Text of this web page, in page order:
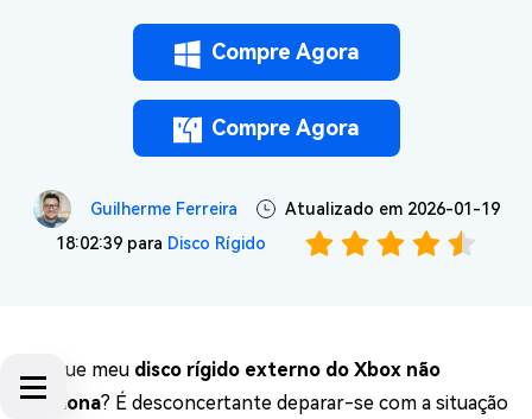
Compre Agora
Compre Agora
Guilherme Ferreira
Atualizado em 2026-01-19
18:02:39 para Disco Rígido
Por que meu disco rígido externo do Xbox não
funciona? É desconcertante deparar-se com a situação